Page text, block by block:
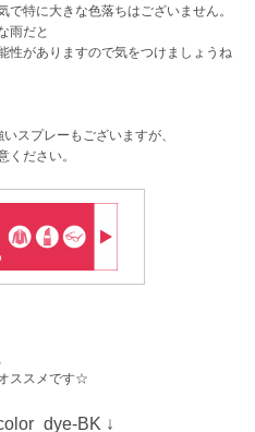
特に大きな色落ちはございません。
雨だと
性がありますので気をつけましょうね
スプレーもございますが、
ください。
ススメです☆
BK ↓